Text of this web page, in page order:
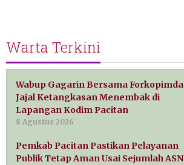
Warta Terkini
Wabup Gagarin Bersama Forkopimda
Jajal Ketangkasan Menembak di
Lapangan Kodim Pacitan
8 Agustus 2026
Pemkab Pacitan Pastikan Pelayanan
Publik Tetap Aman Usai Sejumlah ASN